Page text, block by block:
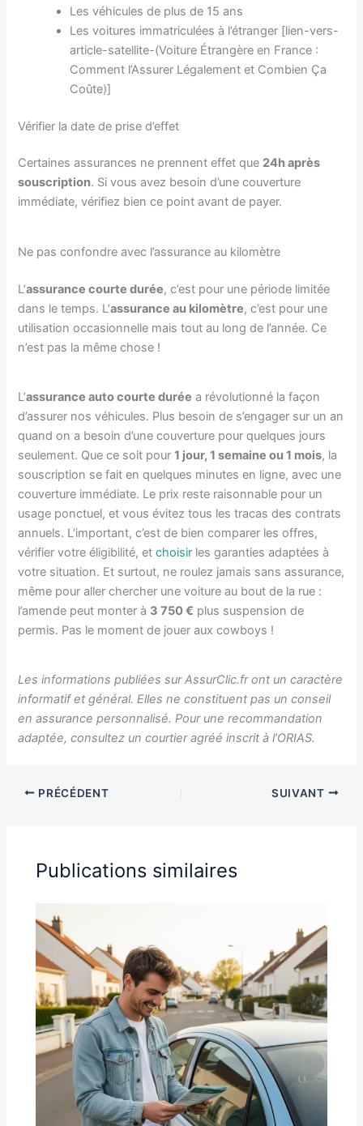
Les véhicules de plus de 15 ans
Les voitures immatriculées à l’étranger [lien-vers-
article-satellite-(Voiture Étrangère en France :
Comment l’Assurer Légalement et Combien Ça
Coûte)]
Vérifier la date de prise d’effet
Certaines assurances ne prennent effet que 24h après
souscription. Si vous avez besoin d’une couverture
immédiate, vérifiez bien ce point avant de payer.
Ne pas confondre avec l’assurance au kilomètre
L’assurance courte durée, c’est pour une période limitée
dans le temps. L’assurance au kilomètre, c’est pour une
utilisation occasionnelle mais tout au long de l’année. Ce
n’est pas la même chose !
L’assurance auto courte durée a révolutionné la façon
d’assurer nos véhicules. Plus besoin de s’engager sur un an
quand on a besoin d’une couverture pour quelques jours
seulement. Que ce soit pour1 jour, 1 semaine ou 1 mois, la
souscription se fait en quelques minutes en ligne, avec une
couverture immédiate. Le prix reste raisonnable pour un
usage ponctuel, et vous évitez tous les tracas des contrats
annuels. L’important, c’est de bien comparer les offres,
vérifier votre éligibilité, etchoisir les garanties adaptées à
votre situation. Et surtout, ne roulez jamais sans assurance,
même pour aller chercher une voiture au bout de la rue :
l’amende peut monter à 3 750 € plus suspension de
permis. Pas le moment de jouer aux cowboys !
Les informations publiées sur AssurClic.fr ont un caractère
informatif et général. Elles ne constituent pas un conseil
en assurance personnalisé. Pour une recommandation
adaptée, consultez un courtier agréé inscrit à l’ORIAS.
PRÉCÉDENT SUIVANT
Publications similaires